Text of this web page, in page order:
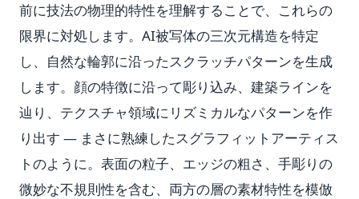
前に技法の物理的特性を理解することで、これらの
限界に対処します。AI被写体の三次元構造を特定
し、自然な輪郭に沿ったスクラッチパターンを生成
します。顔の特徴に沿って彫り込み、建築ラインを
辿り、テクスチャ領域にリズミカルなパターンを作
り出す — まさに熟練したスグラフィットアーティス
トのように。表面の粒子、エッジの粗さ、手彫りの
微妙な不規則性を含む、両方の層の素材特性を模倣